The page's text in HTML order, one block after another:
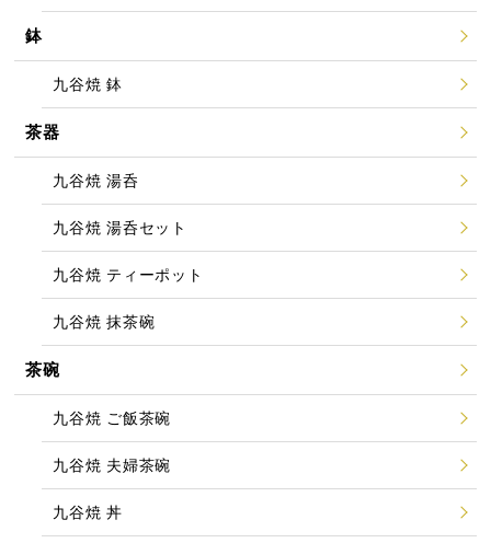
鉢
九谷焼 鉢
茶器
九谷焼 湯呑
九谷焼 湯呑セット
九谷焼 ティーポット
九谷焼 抹茶碗
茶碗
九谷焼 ご飯茶碗
九谷焼 夫婦茶碗
九谷焼 丼